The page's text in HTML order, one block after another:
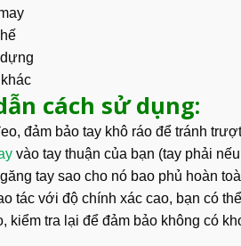
cách sử dụng:
đảm bảo tay khô ráo để tránh
vào tay thuận của bạn (tay phải
tay sao cho nó bao phủ hoàn
tác với độ chính xác cao, bạn có
kiểm tra lại để đảm bảo không có